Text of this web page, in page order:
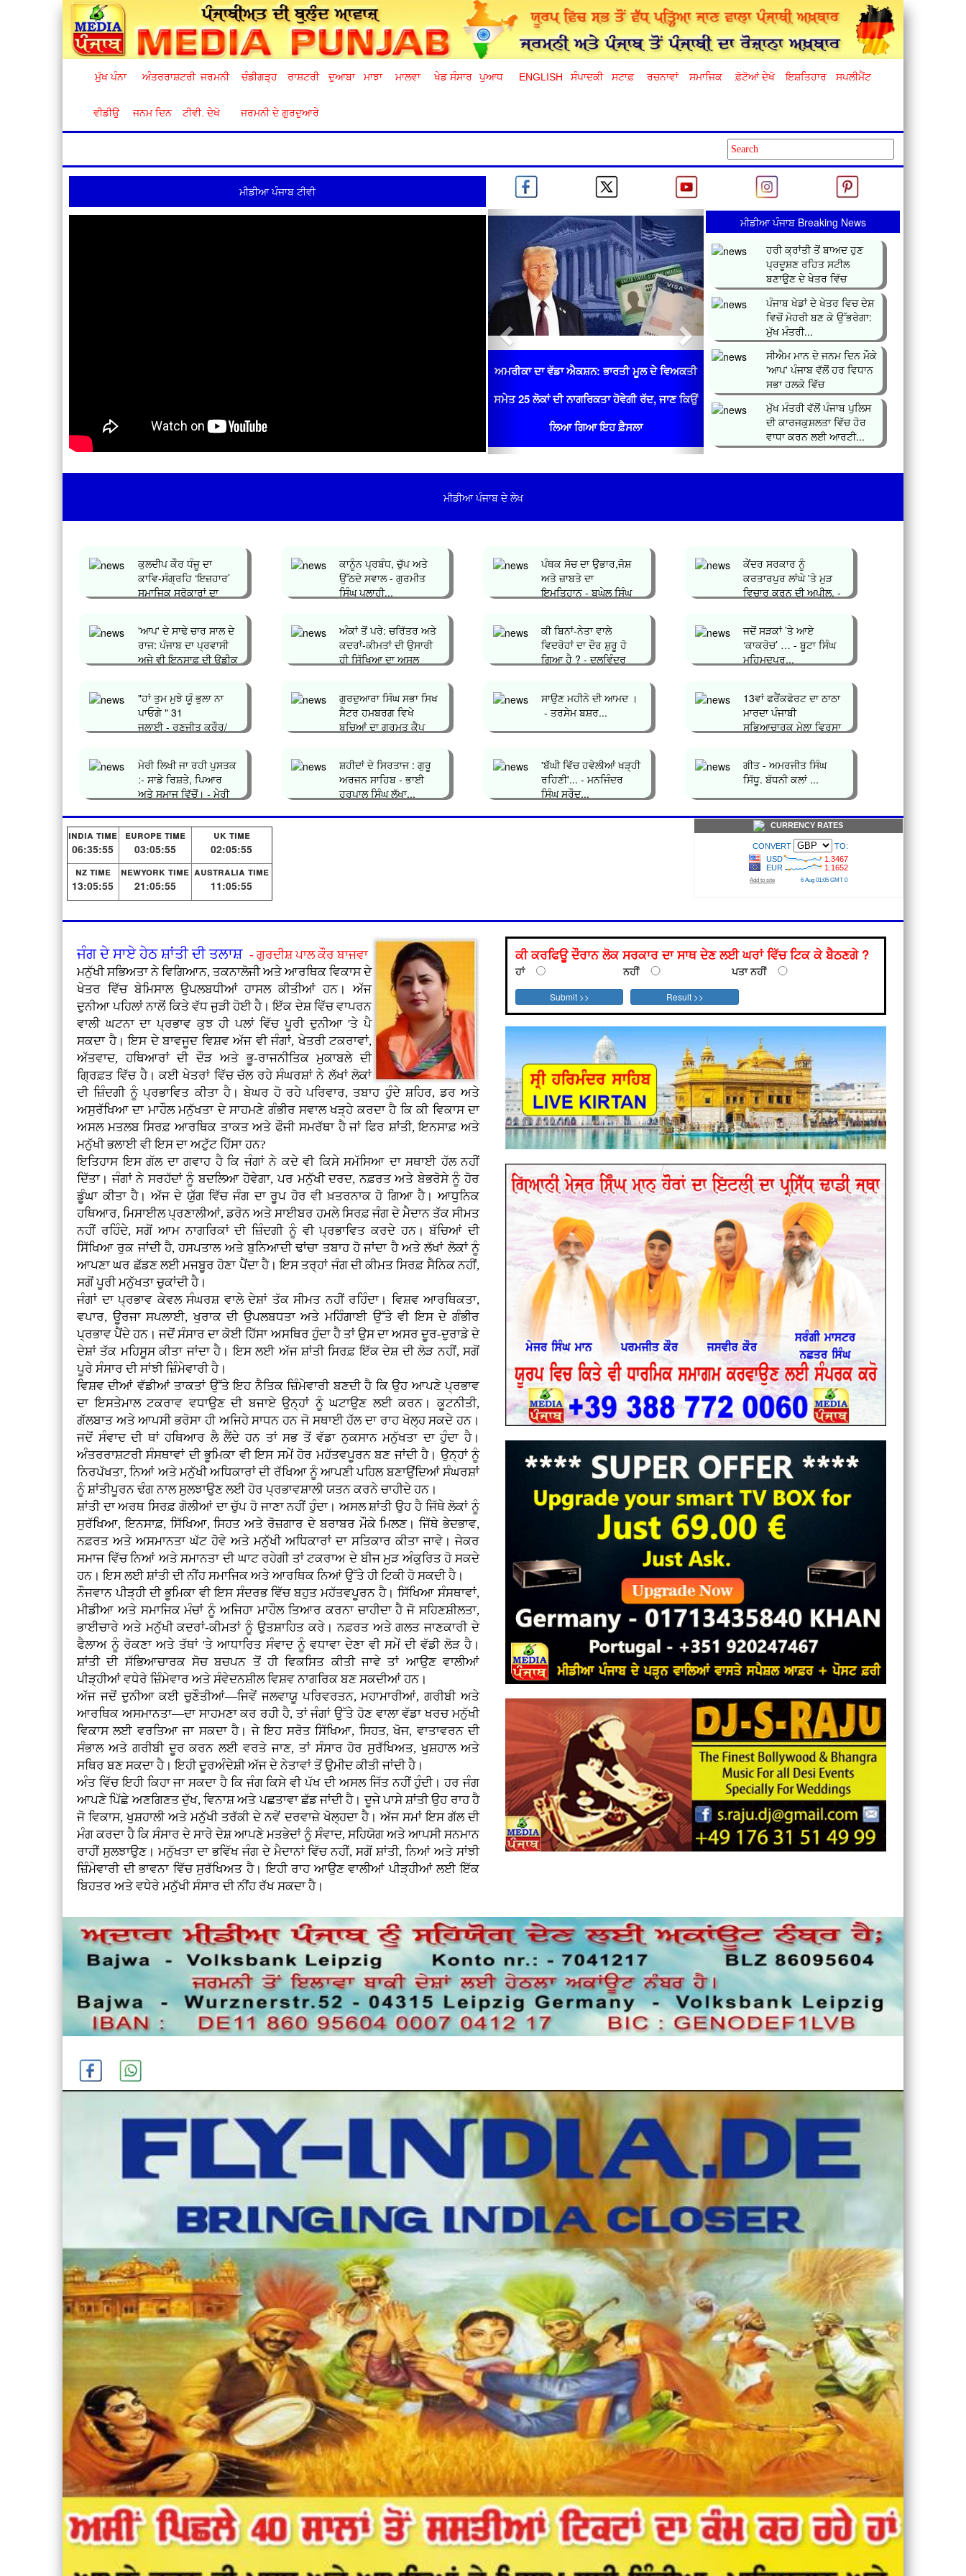
ਮੁੱਖ ਪੰਨਾ ਅੰਤਰਰਾਸ਼ਟਰੀ ਜਰਮਨੀ ਚੰਡੀਗੜ੍ਹ ਰਾਸ਼ਟਰੀ ਦੁਆਬਾ ਮਾਝਾ ਮਾਲਵਾ ਖੇਡ ਸੰਸਾਰ ਪੁਆਧ ENGLISH ਸੰਪਾਦਕੀ ਸਟਾਫ਼ ਰਚਨਾਵਾਂ ਸਮਾਜਿਕ ਫ਼ੋਟੋਆਂ ਦੇਖੋ ਇਸ਼ਤਿਹਾਰ ਸਪਲੀਮੈਂਟ
ਵੀਡੀਉ ਜਨਮ ਦਿਨ ਟੀਵੀ. ਦੇਖੋ ਜਰਮਨੀ ਦੇ ਗੁਰਦੁਆਰੇ
ਮੀਡੀਆ ਪੰਜਾਬ ਟੀਵੀ
ਅਮਰੀਕਾ ਦਾ ਵੱਡਾ ਐਕਸ਼ਨ: ਭਾਰਤੀ ਮੂਲ ਦੇ ਵਿਅਕਤੀ
ਸਮੇਤ 25 ਲੋਕਾਂ ਦੀ ਨਾਗਰਿਕਤਾ ਹੋਵੇਗੀ ਰੱਦ, ਜਾਣ ਕਿਉਂ
ਲਿਆ ਗਿਆ ਇਹ ਫ਼ੈਸਲਾ
Previous Next
ਮੀਡੀਆ ਪੰਜਾਬ Breaking News
ਹਰੀ ਕ੍ਰਾਂਤੀ ਤੋਂ ਬਾਅਦ ਹੁਣ
ਪ੍ਰਦੂਸ਼ਣ ਰਹਿਤ ਸਟੀਲ
ਬਣਾਉਣ ਦੇ ਖੇਤਰ ਵਿੱਚ
ਕ੍ਰਾਂਤ...
ਪੰਜਾਬ ਖੇਡਾਂ ਦੇ ਖੇਤਰ ਵਿਚ ਦੇਸ਼
ਵਿਚੋਂ ਮੋਹਰੀ ਬਣ ਕੇ ਉੱਭਰੇਗਾ:
ਮੁੱਖ ਮੰਤਰੀ...
ਸੀਐਮ ਮਾਨ ਦੇ ਜਨਮ ਦਿਨ ਮੌਕੇ
'ਆਪ' ਪੰਜਾਬ ਵੱਲੋਂ ਹਰ ਵਿਧਾਨ
ਸਭਾ ਹਲਕੇ ਵਿੱਚ
ਲਗਾਇਆ&n...
ਮੁੱਖ ਮੰਤਰੀ ਵੱਲੋਂ ਪੰਜਾਬ ਪੁਲਿਸ
ਦੀ ਕਾਰਜਕੁਸ਼ਲਤਾ ਵਿੱਚ ਹੋਰ
ਵਾਧਾ ਕਰਨ ਲਈ ਆਰਟੀ...
ਮੀਡੀਆ ਪੰਜਾਬ ਦੇ ਲੇਖ
ਕੁਲਦੀਪ ਕੌਰ ਧੰਜੂ ਦਾ
ਕਾਵਿ-ਸੰਗ੍ਰਹਿ ‘ਇਜ਼ਹਾਰ’
ਸਮਾਜਿਕ ਸਰੋਕਾਰਾਂ ਦਾ
ਕਾਨੂੰਨ ਪ੍ਰਬੰਧ, ਚੁੱਪ ਅਤੇ
ਉੱਠਦੇ ਸਵਾਲ - ਗੁਰਮੀਤ
ਸਿੰਘ ਪਲਾਹੀ...
ਪੰਥਕ ਸੋਚ ਦਾ ਉਭਾਰ,ਜੋਸ਼
ਅਤੇ ਜ਼ਾਬਤੇ ਦਾ
ਇਮਤਿਹਾਨ - ਬਘੇਲ ਸਿੰਘ
ਕੇਂਦਰ ਸਰਕਾਰ ਨੂੰ
ਕਰਤਾਰਪੁਰ ਲਾਂਘੇ 'ਤੇ ਮੁੜ
ਵਿਚਾਰ ਕਰਨ ਦੀ ਅਪੀਲ, -
'ਆਪ' ਦੇ ਸਾਢੇ ਚਾਰ ਸਾਲ ਦੇ
ਰਾਜ: ਪੰਜਾਬ ਦਾ ਪ੍ਰਵਾਸੀ
ਅਜੇ ਵੀ ਇਨਸਾਫ਼ ਦੀ ਉਡੀਕ
ਅੰਕਾਂ ਤੋਂ ਪਰੇ: ਚਰਿੱਤਰ ਅਤੇ
ਕਦਰਾਂ-ਕੀਮਤਾਂ ਦੀ ਉਸਾਰੀ
ਹੀ ਸਿੱਖਿਆ ਦਾ ਅਸਲ
ਕੀ ਬਿਨਾਂ-ਨੇਤਾ ਵਾਲੇ
ਵਿਦਰੋਹਾਂ ਦਾ ਦੌਰ ਸ਼ੁਰੂ ਹੋ
ਗਿਆ ਹੈ ? - ਦਲਵਿੰਦਰ
ਜਦੋਂ ਸੜਕਾਂ ’ਤੇ ਆਏ
‘ਕਾਕਰੋਚ’ … - ਬੂਟਾ ਸਿੰਘ
ਮਹਿਮੂਦਪੁਰ...
"ਹਾਂ ਤੁਮ ਮੁਝੇ ਯੂੰ ਭੁਲਾ ਨਾ
ਪਾਓਗੇ " 31
ਜੁਲਾਈ - ਰਣਜੀਤ ਕ੍ਰੌਰ/
ਗੁਰਦੁਆਰਾ ਸਿੰਘ ਸਭਾ ਸਿਖ
ਸੈਟਰ ਹਮਬਰਗ ਵਿਖੇ
ਬਚ‌ਿਆਂ ਦਾ ਗੁਰਮਤ ਕੈਪ
ਸਾਉਣ ਮਹੀਨੇ ਦੀ ਆਮਦ ।
- ਤਰਸੇਮ ਬਸ਼ਰ...
13ਵਾਂ ਫਰੈਂਕਫੋਰਟ ਦਾ ਠਾਠਾ
ਮਾਰਦਾ ਪੰਜਾਬੀ
ਸਭਿਆਚਾਰਕ ਮੇਲਾ ਵਿਰਸਾ
ਮੇਰੀ ਲਿਖੀ ਜਾ ਰਹੀ ਪੁਸਤਕ
:- ਸਾਡੇ ਰਿਸ਼ਤੇ, ਪਿਆਰ
ਅਤੇ ਸਮਾਜ ਵਿੱਚੋਂ। - ਮੇਰੀ
ਸ਼ਹੀਦਾਂ ਦੇ ਸਿਰਤਾਜ : ਗੁਰੂ
ਅਰਜਨ ਸਾਹਿਬ - ਭਾਈ
ਹਰਪਾਲ ਸਿੰਘ ਲੱਖਾ...
'ਬੱਘੀ ਵਿੱਚ ਹਵੇਲੀਆਂ ਖੜ੍ਹੀ
ਰਹਿਣੀ'... - ਮਨਜਿੰਦਰ
ਸਿੰਘ ਸਰੌਦ...
ਗੀਤ - ਅਮਰਜੀਤ ਸਿੰਘ
ਸਿੱਧੂ. ਬੱਧਨੀ ਕਲਾਂ ...
india time
06:35:55
europe time
03:05:55
uk time
02:05:55
nz time
13:05:55
newyork time
21:05:55
australia time
11:05:55
CURRENCY RATES
ਜੰਗ ਦੇ ਸਾਏ ਹੇਠ ਸ਼ਾਂਤੀ ਦੀ ਤਲਾਸ਼ - ਗੁਰਦੀਸ਼ ਪਾਲ ਕੌਰ ਬਾਜਵਾ
ਮਨੁੱਖੀ ਸਭਿਅਤਾ ਨੇ ਵਿਗਿਆਨ, ਤਕਨਾਲੋਜੀ ਅਤੇ ਆਰਥਿਕ ਵਿਕਾਸ ਦੇ
ਖੇਤਰ ਵਿੱਚ ਬੇਮਿਸਾਲ ਉਪਲਬਧੀਆਂ ਹਾਸਲ ਕੀਤੀਆਂ ਹਨ। ਅੱਜ
ਦੁਨੀਆ ਪਹਿਲਾਂ ਨਾਲੋਂ ਕਿਤੇ ਵੱਧ ਜੁੜੀ ਹੋਈ ਹੈ। ਇੱਕ ਦੇਸ਼ ਵਿੱਚ ਵਾਪਰਨ
ਵਾਲੀ ਘਟਨਾ ਦਾ ਪ੍ਰਭਾਵ ਕੁਝ ਹੀ ਪਲਾਂ ਵਿੱਚ ਪੂਰੀ ਦੁਨੀਆ 'ਤੇ ਪੈ
ਸਕਦਾ ਹੈ। ਇਸ ਦੇ ਬਾਵਜੂਦ ਵਿਸ਼ਵ ਅੱਜ ਵੀ ਜੰਗਾਂ, ਖੇਤਰੀ ਟਕਰਾਵਾਂ,
ਅੱਤਵਾਦ, ਹਥਿਆਰਾਂ ਦੀ ਦੌੜ ਅਤੇ ਭੂ-ਰਾਜਨੀਤਿਕ ਮੁਕਾਬਲੇ ਦੀ
ਗ੍ਰਿਫ਼ਤ ਵਿੱਚ ਹੈ। ਕਈ ਖੇਤਰਾਂ ਵਿੱਚ ਚੱਲ ਰਹੇ ਸੰਘਰਸ਼ਾਂ ਨੇ ਲੱਖਾਂ ਲੋਕਾਂ
ਦੀ ਜ਼ਿੰਦਗੀ ਨੂੰ ਪ੍ਰਭਾਵਿਤ ਕੀਤਾ ਹੈ। ਬੇਘਰ ਹੋ ਰਹੇ ਪਰਿਵਾਰ, ਤਬਾਹ ਹੁੰਦੇ ਸ਼ਹਿਰ, ਡਰ ਅਤੇ
ਅਸੁਰੱਖਿਆ ਦਾ ਮਾਹੌਲ ਮਨੁੱਖਤਾ ਦੇ ਸਾਹਮਣੇ ਗੰਭੀਰ ਸਵਾਲ ਖੜ੍ਹੇ ਕਰਦਾ ਹੈ ਕਿ ਕੀ ਵਿਕਾਸ ਦਾ
ਅਸਲ ਮਤਲਬ ਸਿਰਫ਼ ਆਰਥਿਕ ਤਾਕਤ ਅਤੇ ਫੌਜੀ ਸਮਰੱਥਾ ਹੈ ਜਾਂ ਫਿਰ ਸ਼ਾਂਤੀ, ਇਨਸਾਫ਼ ਅਤੇ
ਮਨੁੱਖੀ ਭਲਾਈ ਵੀ ਇਸ ਦਾ ਅਟੁੱਟ ਹਿੱਸਾ ਹਨ?
ਇਤਿਹਾਸ ਇਸ ਗੱਲ ਦਾ ਗਵਾਹ ਹੈ ਕਿ ਜੰਗਾਂ ਨੇ ਕਦੇ ਵੀ ਕਿਸੇ ਸਮੱਸਿਆ ਦਾ ਸਥਾਈ ਹੱਲ ਨਹੀਂ
ਦਿੱਤਾ। ਜੰਗਾਂ ਨੇ ਸਰਹੱਦਾਂ ਨੂੰ ਬਦਲਿਆ ਹੋਵੇਗਾ, ਪਰ ਮਨੁੱਖੀ ਦਰਦ, ਨਫ਼ਰਤ ਅਤੇ ਬੇਭਰੋਸੇ ਨੂੰ ਹੋਰ
ਡੂੰਘਾ ਕੀਤਾ ਹੈ। ਅੱਜ ਦੇ ਯੁੱਗ ਵਿੱਚ ਜੰਗ ਦਾ ਰੂਪ ਹੋਰ ਵੀ ਖ਼ਤਰਨਾਕ ਹੋ ਗਿਆ ਹੈ। ਆਧੁਨਿਕ
ਹਥਿਆਰ, ਮਿਸਾਈਲ ਪ੍ਰਣਾਲੀਆਂ, ਡਰੋਨ ਅਤੇ ਸਾਈਬਰ ਹਮਲੇ ਸਿਰਫ਼ ਜੰਗ ਦੇ ਮੈਦਾਨ ਤੱਕ ਸੀਮਤ
ਨਹੀਂ ਰਹਿੰਦੇ, ਸਗੋਂ ਆਮ ਨਾਗਰਿਕਾਂ ਦੀ ਜ਼ਿੰਦਗੀ ਨੂੰ ਵੀ ਪ੍ਰਭਾਵਿਤ ਕਰਦੇ ਹਨ। ਬੱਚਿਆਂ ਦੀ
ਸਿੱਖਿਆ ਰੁਕ ਜਾਂਦੀ ਹੈ, ਹਸਪਤਾਲ ਅਤੇ ਬੁਨਿਆਦੀ ਢਾਂਚਾ ਤਬਾਹ ਹੋ ਜਾਂਦਾ ਹੈ ਅਤੇ ਲੱਖਾਂ ਲੋਕਾਂ ਨੂੰ
ਆਪਣਾ ਘਰ ਛੱਡਣ ਲਈ ਮਜਬੂਰ ਹੋਣਾ ਪੈਂਦਾ ਹੈ। ਇਸ ਤਰ੍ਹਾਂ ਜੰਗ ਦੀ ਕੀਮਤ ਸਿਰਫ਼ ਸੈਨਿਕ ਨਹੀਂ,
ਸਗੋਂ ਪੂਰੀ ਮਨੁੱਖਤਾ ਚੁਕਾਂਦੀ ਹੈ।
ਜੰਗਾਂ ਦਾ ਪ੍ਰਭਾਵ ਕੇਵਲ ਸੰਘਰਸ਼ ਵਾਲੇ ਦੇਸ਼ਾਂ ਤੱਕ ਸੀਮਤ ਨਹੀਂ ਰਹਿੰਦਾ। ਵਿਸ਼ਵ ਆਰਥਿਕਤਾ,
ਵਪਾਰ, ਊਰਜਾ ਸਪਲਾਈ, ਖੁਰਾਕ ਦੀ ਉਪਲਬਧਤਾ ਅਤੇ ਮਹਿੰਗਾਈ ਉੱਤੇ ਵੀ ਇਸ ਦੇ ਗੰਭੀਰ
ਪ੍ਰਭਾਵ ਪੈਂਦੇ ਹਨ। ਜਦੋਂ ਸੰਸਾਰ ਦਾ ਕੋਈ ਹਿੱਸਾ ਅਸਥਿਰ ਹੁੰਦਾ ਹੈ ਤਾਂ ਉਸ ਦਾ ਅਸਰ ਦੂਰ-ਦੁਰਾਡੇ ਦੇ
ਦੇਸ਼ਾਂ ਤੱਕ ਮਹਿਸੂਸ ਕੀਤਾ ਜਾਂਦਾ ਹੈ। ਇਸ ਲਈ ਅੱਜ ਸ਼ਾਂਤੀ ਸਿਰਫ਼ ਇੱਕ ਦੇਸ਼ ਦੀ ਲੋੜ ਨਹੀਂ, ਸਗੋਂ
ਪੂਰੇ ਸੰਸਾਰ ਦੀ ਸਾਂਝੀ ਜ਼ਿੰਮੇਵਾਰੀ ਹੈ।
ਵਿਸ਼ਵ ਦੀਆਂ ਵੱਡੀਆਂ ਤਾਕਤਾਂ ਉੱਤੇ ਇਹ ਨੈਤਿਕ ਜ਼ਿੰਮੇਵਾਰੀ ਬਣਦੀ ਹੈ ਕਿ ਉਹ ਆਪਣੇ ਪ੍ਰਭਾਵ
ਦਾ ਇਸਤੇਮਾਲ ਟਕਰਾਵ ਵਧਾਉਣ ਦੀ ਬਜਾਏ ਉਨ੍ਹਾਂ ਨੂੰ ਘਟਾਉਣ ਲਈ ਕਰਨ। ਕੂਟਨੀਤੀ,
ਗੱਲਬਾਤ ਅਤੇ ਆਪਸੀ ਭਰੋਸਾ ਹੀ ਅਜਿਹੇ ਸਾਧਨ ਹਨ ਜੋ ਸਥਾਈ ਹੱਲ ਦਾ ਰਾਹ ਖੋਲ੍ਹ ਸਕਦੇ ਹਨ।
ਜਦੋਂ ਸੰਵਾਦ ਦੀ ਥਾਂ ਹਥਿਆਰ ਲੈ ਲੈਂਦੇ ਹਨ ਤਾਂ ਸਭ ਤੋਂ ਵੱਡਾ ਨੁਕਸਾਨ ਮਨੁੱਖਤਾ ਦਾ ਹੁੰਦਾ ਹੈ।
ਅੰਤਰਰਾਸ਼ਟਰੀ ਸੰਸਥਾਵਾਂ ਦੀ ਭੂਮਿਕਾ ਵੀ ਇਸ ਸਮੇਂ ਹੋਰ ਮਹੱਤਵਪੂਰਨ ਬਣ ਜਾਂਦੀ ਹੈ। ਉਨ੍ਹਾਂ ਨੂੰ
ਨਿਰਪੱਖਤਾ, ਨਿਆਂ ਅਤੇ ਮਨੁੱਖੀ ਅਧਿਕਾਰਾਂ ਦੀ ਰੱਖਿਆ ਨੂੰ ਆਪਣੀ ਪਹਿਲ ਬਣਾਉਂਦਿਆਂ ਸੰਘਰਸ਼ਾਂ
ਨੂੰ ਸ਼ਾਂਤੀਪੂਰਨ ਢੰਗ ਨਾਲ ਸੁਲਝਾਉਣ ਲਈ ਹੋਰ ਪ੍ਰਭਾਵਸ਼ਾਲੀ ਯਤਨ ਕਰਨੇ ਚਾਹੀਦੇ ਹਨ।
ਸ਼ਾਂਤੀ ਦਾ ਅਰਥ ਸਿਰਫ਼ ਗੋਲੀਆਂ ਦਾ ਚੁੱਪ ਹੋ ਜਾਣਾ ਨਹੀਂ ਹੁੰਦਾ। ਅਸਲ ਸ਼ਾਂਤੀ ਉਹ ਹੈ ਜਿੱਥੇ ਲੋਕਾਂ ਨੂੰ
ਸੁਰੱਖਿਆ, ਇਨਸਾਫ਼, ਸਿੱਖਿਆ, ਸਿਹਤ ਅਤੇ ਰੋਜ਼ਗਾਰ ਦੇ ਬਰਾਬਰ ਮੌਕੇ ਮਿਲਣ। ਜਿੱਥੇ ਭੇਦਭਾਵ,
ਨਫ਼ਰਤ ਅਤੇ ਅਸਮਾਨਤਾ ਘੱਟ ਹੋਵੇ ਅਤੇ ਮਨੁੱਖੀ ਅਧਿਕਾਰਾਂ ਦਾ ਸਤਿਕਾਰ ਕੀਤਾ ਜਾਵੇ। ਜੇਕਰ
ਸਮਾਜ ਵਿੱਚ ਨਿਆਂ ਅਤੇ ਸਮਾਨਤਾ ਦੀ ਘਾਟ ਰਹੇਗੀ ਤਾਂ ਟਕਰਾਅ ਦੇ ਬੀਜ ਮੁੜ ਅੰਕੁਰਿਤ ਹੋ ਸਕਦੇ
ਹਨ। ਇਸ ਲਈ ਸ਼ਾਂਤੀ ਦੀ ਨੀਂਹ ਸਮਾਜਿਕ ਅਤੇ ਆਰਥਿਕ ਨਿਆਂ ਉੱਤੇ ਹੀ ਟਿਕੀ ਹੋ ਸਕਦੀ ਹੈ।
ਨੌਜਵਾਨ ਪੀੜ੍ਹੀ ਦੀ ਭੂਮਿਕਾ ਵੀ ਇਸ ਸੰਦਰਭ ਵਿੱਚ ਬਹੁਤ ਮਹੱਤਵਪੂਰਨ ਹੈ। ਸਿੱਖਿਆ ਸੰਸਥਾਵਾਂ,
ਮੀਡੀਆ ਅਤੇ ਸਮਾਜਿਕ ਮੰਚਾਂ ਨੂੰ ਅਜਿਹਾ ਮਾਹੌਲ ਤਿਆਰ ਕਰਨਾ ਚਾਹੀਦਾ ਹੈ ਜੋ ਸਹਿਣਸ਼ੀਲਤਾ,
ਭਾਈਚਾਰੇ ਅਤੇ ਮਨੁੱਖੀ ਕਦਰਾਂ-ਕੀਮਤਾਂ ਨੂੰ ਉਤਸ਼ਾਹਿਤ ਕਰੇ। ਨਫ਼ਰਤ ਅਤੇ ਗਲਤ ਜਾਣਕਾਰੀ ਦੇ
ਫੈਲਾਅ ਨੂੰ ਰੋਕਣਾ ਅਤੇ ਤੱਥਾਂ 'ਤੇ ਆਧਾਰਿਤ ਸੰਵਾਦ ਨੂੰ ਵਧਾਵਾ ਦੇਣਾ ਵੀ ਸਮੇਂ ਦੀ ਵੱਡੀ ਲੋੜ ਹੈ।
ਸ਼ਾਂਤੀ ਦੀ ਸੱਭਿਆਚਾਰਕ ਸੋਚ ਬਚਪਨ ਤੋਂ ਹੀ ਵਿਕਸਿਤ ਕੀਤੀ ਜਾਵੇ ਤਾਂ ਆਉਣ ਵਾਲੀਆਂ
ਪੀੜ੍ਹੀਆਂ ਵਧੇਰੇ ਜ਼ਿੰਮੇਵਾਰ ਅਤੇ ਸੰਵੇਦਨਸ਼ੀਲ ਵਿਸ਼ਵ ਨਾਗਰਿਕ ਬਣ ਸਕਦੀਆਂ ਹਨ।
ਅੱਜ ਜਦੋਂ ਦੁਨੀਆ ਕਈ ਚੁਣੌਤੀਆਂ—ਜਿਵੇਂ ਜਲਵਾਯੂ ਪਰਿਵਰਤਨ, ਮਹਾਮਾਰੀਆਂ, ਗਰੀਬੀ ਅਤੇ
ਆਰਥਿਕ ਅਸਮਾਨਤਾ—ਦਾ ਸਾਹਮਣਾ ਕਰ ਰਹੀ ਹੈ, ਤਾਂ ਜੰਗਾਂ ਉੱਤੇ ਹੋਣ ਵਾਲਾ ਵੱਡਾ ਖਰਚ ਮਨੁੱਖੀ
ਵਿਕਾਸ ਲਈ ਵਰਤਿਆ ਜਾ ਸਕਦਾ ਹੈ। ਜੇ ਇਹ ਸਰੋਤ ਸਿੱਖਿਆ, ਸਿਹਤ, ਖੋਜ, ਵਾਤਾਵਰਨ ਦੀ
ਸੰਭਾਲ ਅਤੇ ਗਰੀਬੀ ਦੂਰ ਕਰਨ ਲਈ ਵਰਤੇ ਜਾਣ, ਤਾਂ ਸੰਸਾਰ ਹੋਰ ਸੁਰੱਖਿਅਤ, ਖੁਸ਼ਹਾਲ ਅਤੇ
ਸਥਿਰ ਬਣ ਸਕਦਾ ਹੈ। ਇਹੀ ਦੂਰਅੰਦੇਸ਼ੀ ਅੱਜ ਦੇ ਨੇਤਾਵਾਂ ਤੋਂ ਉਮੀਦ ਕੀਤੀ ਜਾਂਦੀ ਹੈ।
ਅੰਤ ਵਿੱਚ ਇਹੀ ਕਿਹਾ ਜਾ ਸਕਦਾ ਹੈ ਕਿ ਜੰਗ ਕਿਸੇ ਵੀ ਪੱਖ ਦੀ ਅਸਲ ਜਿੱਤ ਨਹੀਂ ਹੁੰਦੀ। ਹਰ ਜੰਗ
ਆਪਣੇ ਪਿੱਛੇ ਅਣਗਿਣਤ ਦੁੱਖ, ਵਿਨਾਸ਼ ਅਤੇ ਪਛਤਾਵਾ ਛੱਡ ਜਾਂਦੀ ਹੈ। ਦੂਜੇ ਪਾਸੇ ਸ਼ਾਂਤੀ ਉਹ ਰਾਹ ਹੈ
ਜੋ ਵਿਕਾਸ, ਖੁਸ਼ਹਾਲੀ ਅਤੇ ਮਨੁੱਖੀ ਤਰੱਕੀ ਦੇ ਨਵੇਂ ਦਰਵਾਜ਼ੇ ਖੋਲ੍ਹਦਾ ਹੈ। ਅੱਜ ਸਮਾਂ ਇਸ ਗੱਲ ਦੀ
ਮੰਗ ਕਰਦਾ ਹੈ ਕਿ ਸੰਸਾਰ ਦੇ ਸਾਰੇ ਦੇਸ਼ ਆਪਣੇ ਮਤਭੇਦਾਂ ਨੂੰ ਸੰਵਾਦ, ਸਹਿਯੋਗ ਅਤੇ ਆਪਸੀ ਸਨਮਾਨ
ਰਾਹੀਂ ਸੁਲਝਾਉਣ। ਮਨੁੱਖਤਾ ਦਾ ਭਵਿੱਖ ਜੰਗ ਦੇ ਮੈਦਾਨਾਂ ਵਿੱਚ ਨਹੀਂ, ਸਗੋਂ ਸ਼ਾਂਤੀ, ਨਿਆਂ ਅਤੇ ਸਾਂਝੀ
ਜ਼ਿੰਮੇਵਾਰੀ ਦੀ ਭਾਵਨਾ ਵਿੱਚ ਸੁਰੱਖਿਅਤ ਹੈ। ਇਹੀ ਰਾਹ ਆਉਣ ਵਾਲੀਆਂ ਪੀੜ੍ਹੀਆਂ ਲਈ ਇੱਕ
ਬਿਹਤਰ ਅਤੇ ਵਧੇਰੇ ਮਨੁੱਖੀ ਸੰਸਾਰ ਦੀ ਨੀਂਹ ਰੱਖ ਸਕਦਾ ਹੈ।
ਕੀ ਕਰਫਿਊ ਦੌਰਾਨ ਲੋਕ ਸਰਕਾਰ ਦਾ ਸਾਥ ਦੇਣ ਲਈ ਘਰਾਂ ਵਿੱਚ ਟਿਕ ਕੇ ਬੈਠਣਗੇ ?
ਹਾਂ ਨਹੀਂ ਪਤਾ ਨਹੀਂ